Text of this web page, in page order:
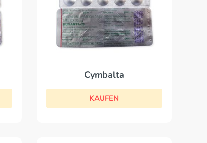
Cymbalta
KAUFEN